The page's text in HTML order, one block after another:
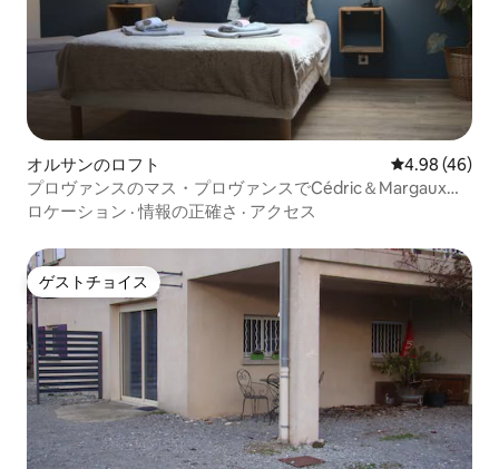
オルサンのロフト レビュー46
4.98 (46)
プロヴァンスのマス・プロヴァンスでCédric＆Margauxの
デュプレックス
ロケーション ·情報の正確さ · アクセス
ゲストチョイス
ゲストチョイス